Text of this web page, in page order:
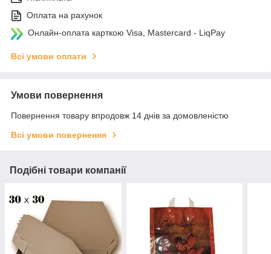
Оплата на рахунок
Онлайн-оплата карткою Visa, Mastercard - LiqPay
Всі умови оплати
Умови повернення
Повернення товару впродовж 14 днів за домовленістю
Всі умови повернення
Подібні товари компанії